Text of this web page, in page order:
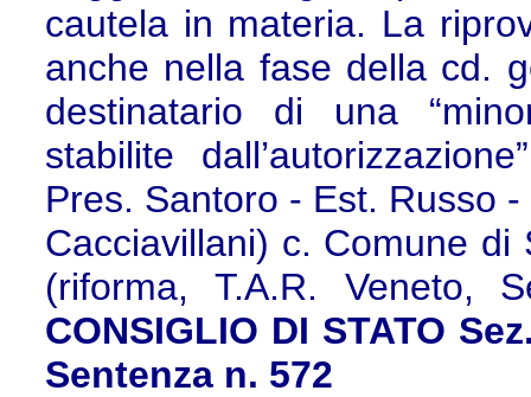
cautela in materia. La
anche nella fase della cd.
destinatario di una
stabilite
Pres. Santoro - Est. Russo
Cacciavillani) c. Comune di
(riforma, T.A.R. Veneto,
CONSIGLIO DI STATO
Sentenza n. 572